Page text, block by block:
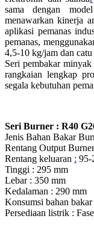
sama dengan
menawarkan kinerja
aplikasi pemanas
pemanas,
4,5-10 kg/jam dan
Seri pembakar
rangkaian lengkap
segala kebutuhan
Seri Burner : R40
Jenis Bahan Bakar
Rentang Output
Rentang keluaran : 95-
Tinggi : 295 mm
Lebar : 350 mm
Kedalaman : 290 mm
Konsumsi bahan
Persediaan listrik :